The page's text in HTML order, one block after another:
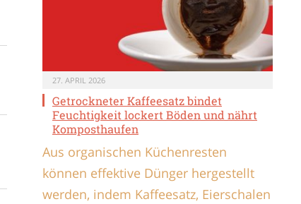
27. APRIL 2026
Getrockneter Kaffeesatz bindet
Feuchtigkeit lockert Böden und nährt
Komposthaufen
Aus organischen Küchenresten
können effektive Dünger hergestellt
werden, indem Kaffeesatz, Eierschalen